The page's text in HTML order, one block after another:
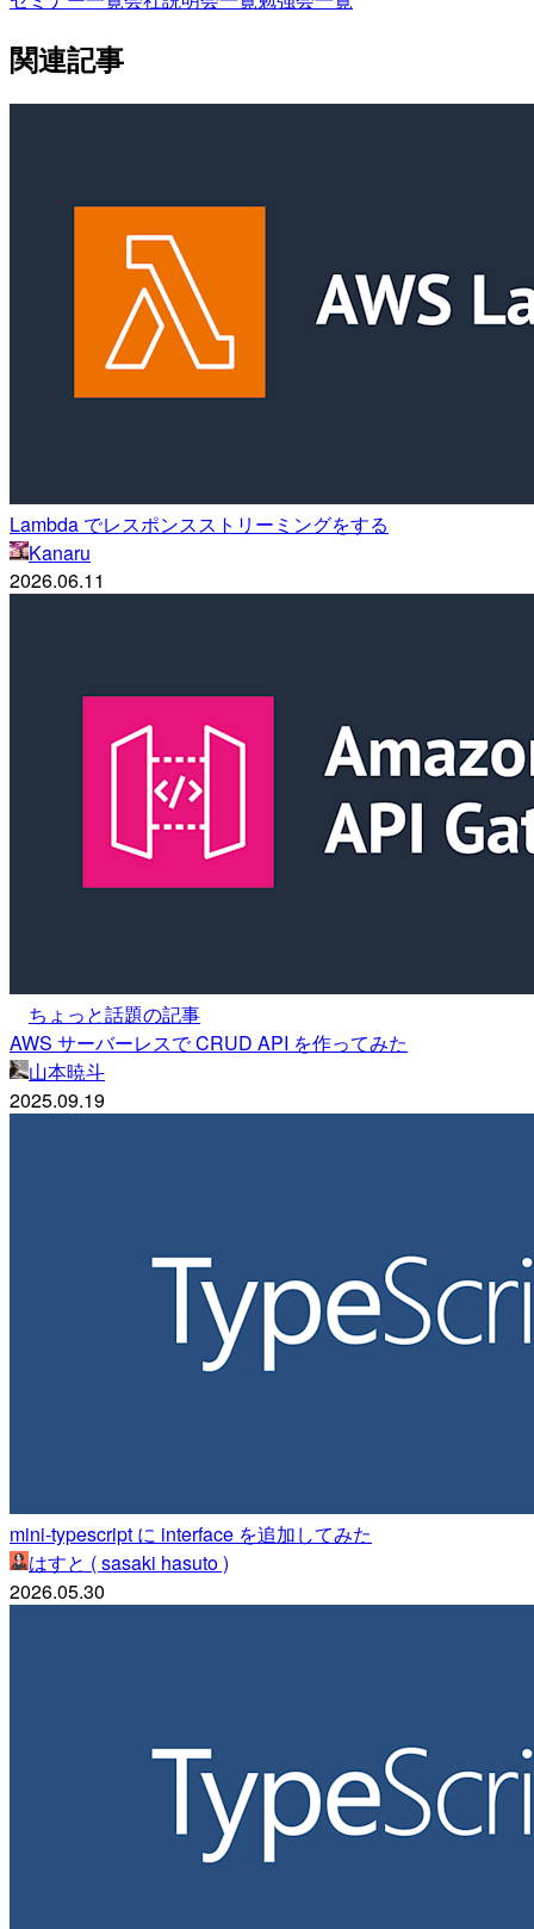
関連記事
Lambda でレスポンスストリーミングをする
Kanaru
2026.06.11
ちょっと話題の記事
AWS サーバーレスで CRUD API を作ってみた
山本暁斗
2025.09.19
mini-typescript に interface を追加してみた
はすと ( sasaki hasuto )
2026.05.30